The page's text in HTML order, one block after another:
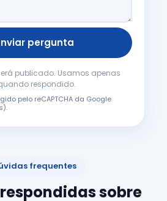
pergunta
publicado. Usamos apenas
respondido.
pelo reCAPTCHA da Google
).
frequentes
sobre